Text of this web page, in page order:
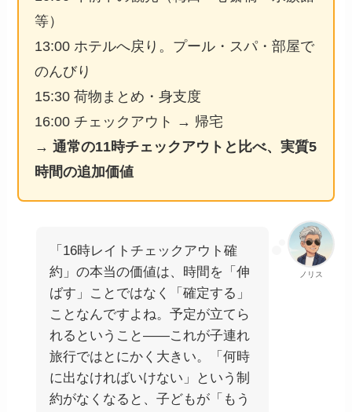
等）
13:00 ホテルへ戻り。プール・スパ・部屋で
のんびり
15:30 荷物まとめ・身支度
16:00 チェックアウト → 帰宅
→通常の11時チェックアウトと比べ、実質5
時間の追加価値
ノリス
「16時レイトチェックアウト確
約」の本当の価値は、時間を「伸
ばす」ことではなく「確定する」
ことなんですよね。予定が立てら
れるということ——これが子連れ
旅行ではとにかく大きい。「何時
に出なければいけない」という制
約がなくなると、子どもが「もう